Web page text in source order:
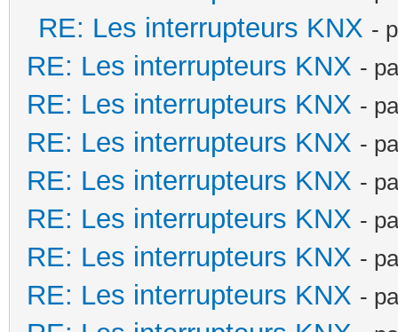
RE: Les interrupteurs KNX -
RE: Les interrupteurs KNX -
RE: Les interrupteurs KNX -
RE: Les interrupteurs KNX -
RE: Les interrupteurs KNX -
RE: Les interrupteurs KNX -
RE: Les interrupteurs KNX -
RE: Les interrupteurs KNX -